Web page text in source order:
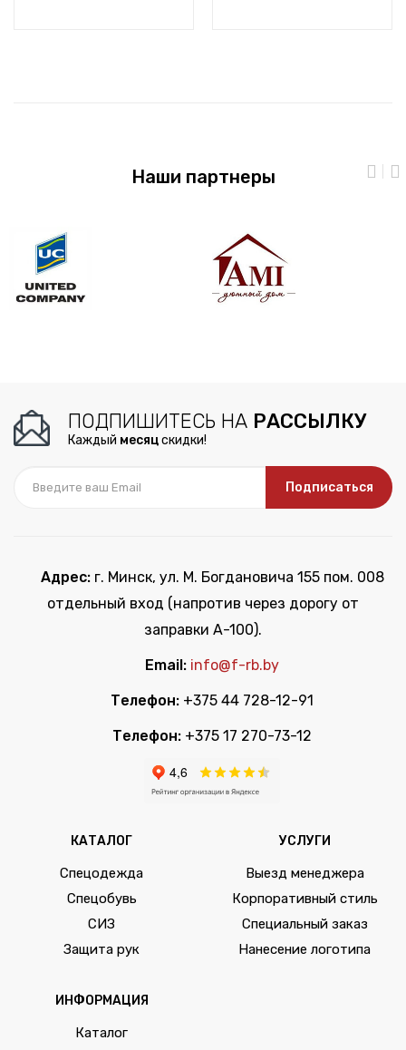
Наши партнеры
ПОДПИШИТЕСЬ НА РАССЫЛКУ
Каждый месяцскидки!
Подписаться
Адрес:г. Минск, ул. М. Богдановича 155 пом. 008
отдельный вход (напротив через дорогу от
заправки А-100).
Email: info@f-rb.by
Телефон: +375 44 728-12-91
Телефон: +375 17 270-73-12
КАТАЛОГ
Спецодежда
Спецобувь
СИЗ
Защита рук
УСЛУГИ
Выезд менеджера
Корпоративный стиль
Специальный заказ
Нанесение логотипа
ИНФОРМАЦИЯ
Каталог